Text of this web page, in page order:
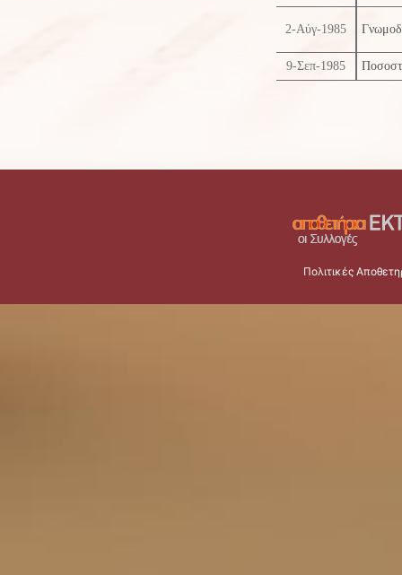
2-Αύγ-1985
9-Σεπ-1985